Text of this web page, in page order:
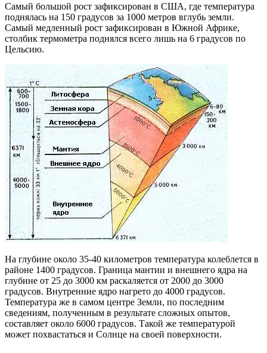
Самый большой рост зафиксирован в США, где температура
поднялась на 150 градусов за 1000 метров вглубь земли.
Самый медленный рост зафиксирован в Южной Африке,
столбик термометра поднялся всего лишь на 6 градусов по
Цельсию.
На глубине около 35-40 километров температура колеблется в
районе 1400 градусов. Граница мантии и внешнего ядра на
глубине от 25 до 3000 км раскаляется от 2000 до 3000
градусов. Внутренние ядро нагрето до 4000 градусов.
Температура же в самом центре Земли, по последним
сведениям, полученным в результате сложных опытов,
составляет около 6000 градусов. Такой же температурой
может похвастаться и Солнце на своей поверхности.